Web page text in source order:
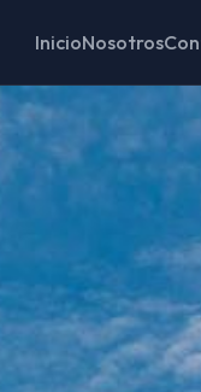
InicioNosotros